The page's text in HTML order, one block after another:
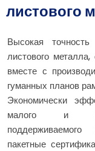
листового
Высокая
листового
вместе с
гуманных планов
Экономически
малого и
пакетные